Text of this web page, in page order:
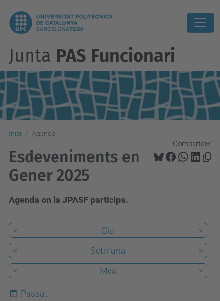
Junta PAS Funcionari
Inici Agenda
Comparteix:
Esdeveniments en
Gener 2025
Agenda on la JPASF participa.
< Dia
>
<
Setmana
>
<
Mes >
Passat